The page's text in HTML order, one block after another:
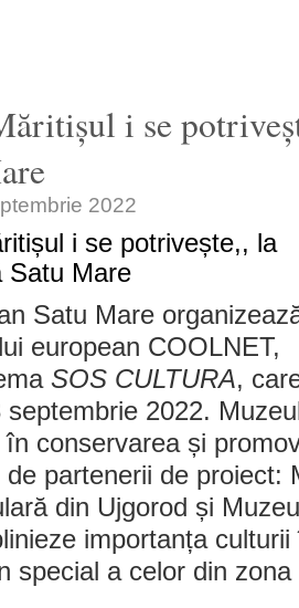
i se
2022
Satu Mare
european COOLNET,
SOS CULTURA,
septembrie 2022.
conservarea și
partenerii de proiect:
din Ujgorod și
importanța
special a celor din